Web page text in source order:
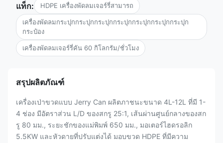
แท็ก: HDPE เครื่องพัดลมเจอร์รี่สามารถ
เครื่องพัดลมกระปุกกระปุกกระปุกกระปุกกระปุกกระปุกกระปุก
กระป๋อง
เครื่องพัดลมเจอร์รี่คัน 60 กิโลกรัม/ชั่วโมง
สรุปผลิตภัณฑ์
เครื่องเป่าขวดแบบ Jerry Can ผลิตภาชนะขนาด 4L-12L ที่มี 1-
4 ช่อง มีอัตราส่วน L/D ของสกรู 25:1, เส้นผ่านศูนย์กลางของสก
รู 80 มม., ระยะชักของแม่พิมพ์ 650 มม., มอเตอร์ไฮดรอลิก
5.5KW และหัวดายที่ปรับแต่งได้ มอบขวด HDPE ที่มีความ